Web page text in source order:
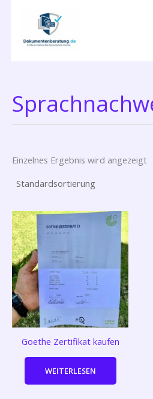
Einzelnes Ergebnis wird angezeigt
Goethe Zertifikat kaufen
WEITERLESEN